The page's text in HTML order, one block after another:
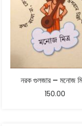
নরক গুলজার – মনোজ
150.00